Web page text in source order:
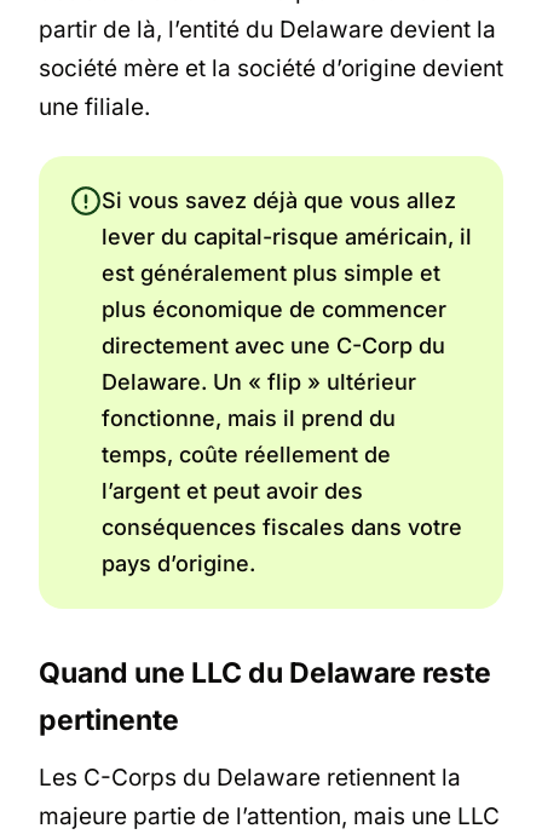
partir de là, l’entité du Delaware devient la
société mère et la société d’origine devient
une filiale.
Si vous savez déjà que vous allez
lever du capital-risque américain, il
est généralement plus simple et
plus économique de commencer
directement avec une C-Corp du
Delaware. Un « flip » ultérieur
fonctionne, mais il prend du
temps, coûte réellement de
l’argent et peut avoir des
conséquences fiscales dans votre
pays d’origine.
Quand une LLC du Delaware reste
pertinente
Les C-Corps du Delaware retiennent la
majeure partie de l’attention, mais une LLC